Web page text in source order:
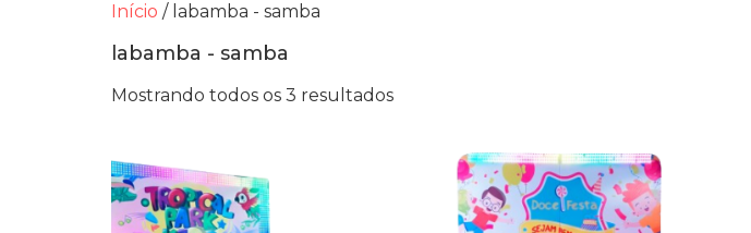
Início / labamba - samba
labamba - samba
Mostrando todos os 3 resultados